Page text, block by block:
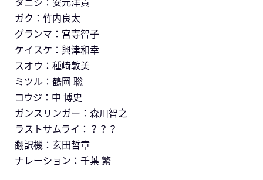
タニシ：安元洋貴
ガク：竹内良太
グランマ：宮寺智子
ケイスケ：興津和幸
スオウ：種﨑敦美
ミツル：鶴岡 聡
コウジ：中 博史
ガンスリンガー：森川智之
ラストサムライ：？？？
翻訳機：玄田哲章
ナレーション：千葉 繁